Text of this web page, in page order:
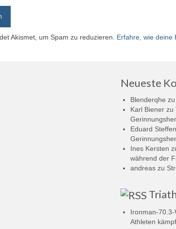
Akismet, um Spam zu reduzieren. Erfahre, wie deine
Neueste
Blenderqhe zu
Karl Biener zu
Eduard Steffen
Ines Kersten
während der
andreas zu
Ironman-
Athleten